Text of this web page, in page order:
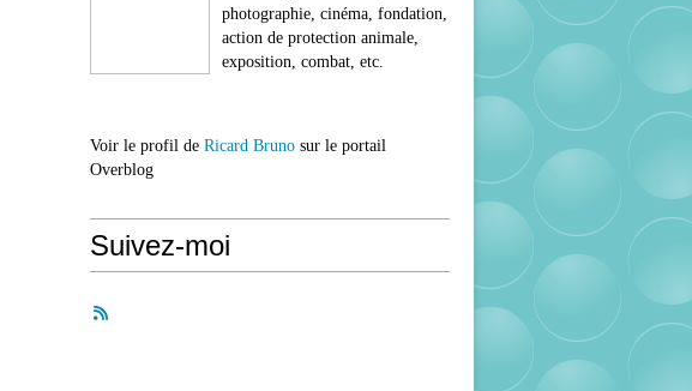
photographie, cinéma, fondation,
action de protection animale,
exposition, combat, etc.
Voir le profil de Ricard Bruno sur le portail
Overblog
Suivez-moi